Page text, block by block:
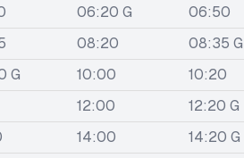
06:20 G 06:50
08:20 08:35 G
G 10:00 10:20
12:00 12:20 G
14:00 14:20 G